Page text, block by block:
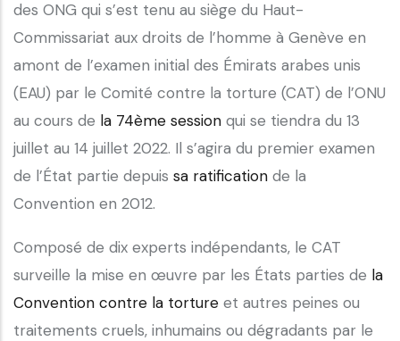
des ONG qui s’est tenu au siège du Haut-
Commissariat aux droits de l’homme à Genève en
amont de l’examen initial des Émirats arabes unis
(EAU) par le Comité contre la torture (CAT) de l’ONU
au cours de la 74ème session qui se tiendra du 13
juillet au 14 juillet 2022. Il s’agira du premier examen
de l’État partie depuis sa ratification de la
Convention en 2012.
Composé de dix experts indépendants, le CAT
surveille la mise en œuvre par les États parties de la
Convention contre la torture et autres peines ou
traitements cruels, inhumains ou dégradants par le